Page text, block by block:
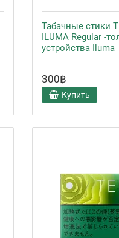
Табачные стики
ILUMA Regular -
устройства Iluma
300฿
Купить